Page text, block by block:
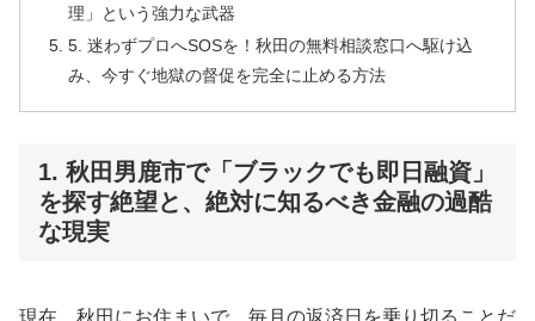
理」という強力な武器
5. 迷わずプロへSOSを！秋田の無料相談窓口へ駆け込
み、今すぐ地獄の督促を完全に止める方法
1. 秋田男鹿市で「ブラックでも即日融資」
を探す絶望と、絶対に知るべき金融の過酷
な現実
現在、秋田にお住まいで、毎月の返済日を乗り切ることだ